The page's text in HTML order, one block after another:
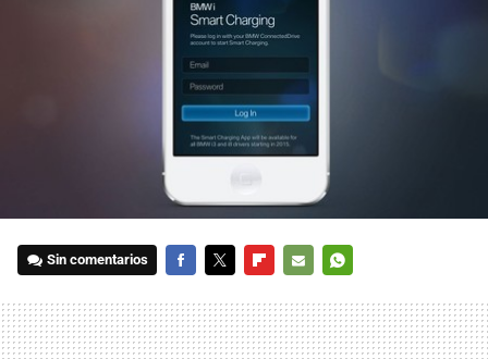
Sin comentarios
MAIL